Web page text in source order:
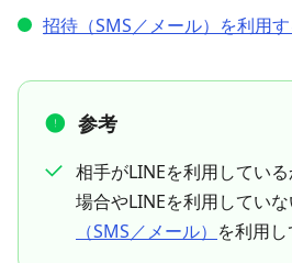
招待（SMS／メール）を利用
参考
相手がLINEを利用してい
場合やLINEを利用していな
（SMS／メール） を利用し